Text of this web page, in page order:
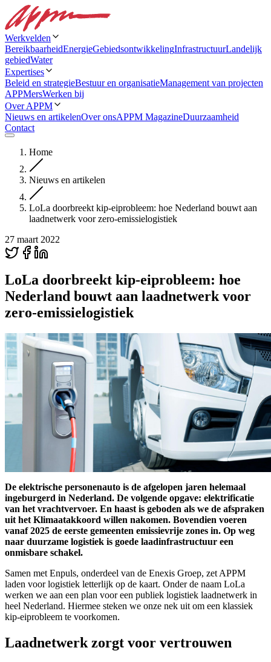
Werkvelden
BereikbaarheidEnergieGebiedsontwikkelingInfrastructuurLandelijk
gebiedWater
Expertises
Beleid en strategieBestuur en organisatieManagement van projecten
APPMersWerken bij
Over APPM
Nieuws en artikelenOver onsAPPM MagazineDuurzaamheid
Contact
Home
Nieuws en artikelen
LoLa doorbreekt kip-eiprobleem: hoe Nederland bouwt aan
laadnetwerk voor zero-emissielogistiek
27 maart 2022
LoLa doorbreekt kip-eiprobleem: hoe
Nederland bouwt aan laadnetwerk voor
zero-emissielogistiek
De elektrische personenauto is de afgelopen jaren helemaal
ingeburgerd in Nederland. De volgende opgave: elektrificatie
van het vrachtvervoer. En haast is geboden als we de afspraken
uit het Klimaatakkoord willen nakomen. Bovendien voeren
vanaf 2025 de eerste gemeenten emissievrije zones in. Op weg
naar duurzame logistiek is goede laadinfrastructuur een
onmisbare schakel.
Samen met Enpuls, onderdeel van de Enexis Groep, zet APPM
laden voor logistiek letterlijk op de kaart. Onder de naam LoLa
werken we aan een plan voor een publiek logistiek laadnetwerk in
heel Nederland. Hiermee steken we onze nek uit om een klassiek
kip-eiprobleem te voorkomen.
Laadnetwerk zorgt voor vertrouwen